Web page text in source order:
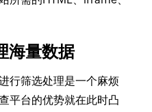
海量数据
行筛选处理是一个麻烦
平台的优势就在此时凸